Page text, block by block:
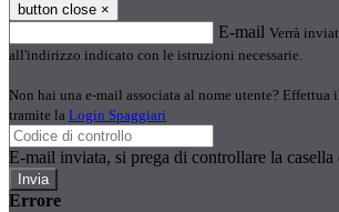
button close ×
E-mail Verrà
all'indirizzo indicato con le istruzioni necessarie.
Non hai una e-mail associata al nome utente? Effettua
tramite la Login Spaggiari
E-mail inviata, si prega di controllare la casella
Errore